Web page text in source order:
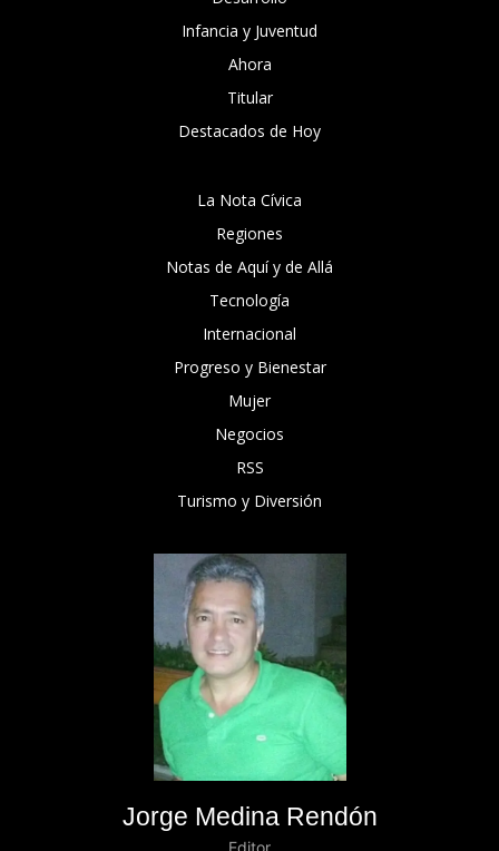
Infancia y Juventud
Ahora
Titular
Destacados de Hoy
La Nota Cívica
Regiones
Notas de Aquí y de Allá
Tecnología
Internacional
Progreso y Bienestar
Mujer
Negocios
RSS
Turismo y Diversión
Jorge Medina Rendón
Editor